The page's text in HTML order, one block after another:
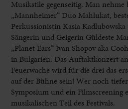
Musikstile gegenseitig. Man nehme
„Mannheimer“ Duo Mahlukat,
Perkussionistin Kasia
Sängerin und Geigerin Güldeste
„Planet Ears“ Ivan Shopov aka
in Bulgarien. Das Auftaktkonzert
Feuerwache wird für die drei das
auf der Bühne sein! Wer noch
Symposium und ein Filmscreening
musikalischen Teil des Festivals.